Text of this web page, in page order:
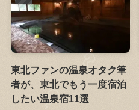
東北ファンの温泉オタク筆
者が、東北でもう一度宿泊
したい温泉宿11選